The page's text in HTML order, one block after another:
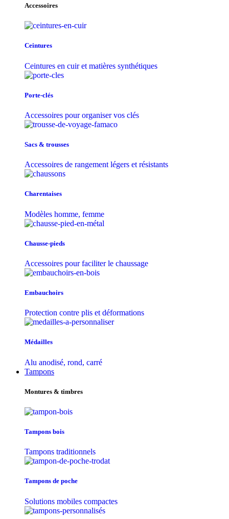
Accessoires
Ceintures
Ceintures en cuir et matières synthétiques
Porte-clés
Accessoires pour organiser vos clés
Sacs & trousse​s
Accessoires de rangement légers et résistants
Charentaises
Modèles homme, femme
Chausse-pieds
Accessoires pour faciliter le chaussage
Embauchoirs
Protection contre plis et déformations
Médailles
Alu anodisé, rond, carré
Tampons
Montures & timbres
Tampons bois
Tampons traditionnels
Tampons de poche
Solutions mobiles compactes